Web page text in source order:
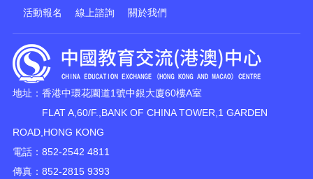
活動報名
線上諮詢 關於我們
地址：香港中環花園道1號中銀大廈60樓A室
FLAT A,60/F.,BANK OF CHINA TOWER,1 GARDEN
ROAD,HONG KONG
電話：852-2542 4811
傳真：852-2815 9393